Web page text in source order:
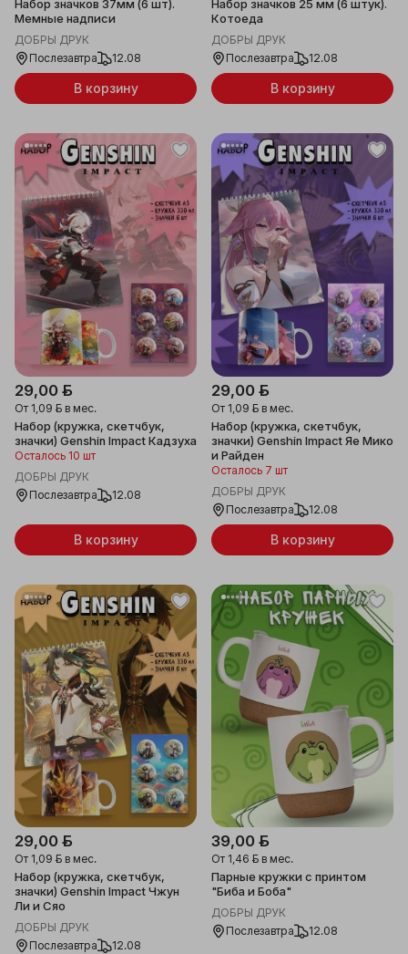
Набор значков 37мм (6 шт).
Мемные надписи
ДОБРЫ ДРУК
Послезавтра
12.08
В корзину
Набор значков 25 мм (6 штук).
Котоеда
ДОБРЫ ДРУК
Послезавтра
12.08
В корзину
29,00 ƃ
От 1,09 ƃ в мес.
Набор (кружка, скетчбук,
значки) Genshin Impact Кадзуха
Осталось 10 шт
ДОБРЫ ДРУК
Послезавтра
12.08
В корзину
29,00 ƃ
От 1,09 ƃ в мес.
Набор (кружка, скетчбук,
значки) Genshin Impact Яе Мико
и Райден
Осталось 7 шт
ДОБРЫ ДРУК
Послезавтра
12.08
В корзину
29,00 ƃ
От 1,09 ƃ в мес.
Набор (кружка, скетчбук,
значки) Genshin Impact Чжун
Ли и Сяо
ДОБРЫ ДРУК
Послезавтра
12.08
39,00 ƃ
От 1,46 ƃ в мес.
Парные кружки с принтом
"Биба и Боба"
ДОБРЫ ДРУК
Послезавтра
12.08